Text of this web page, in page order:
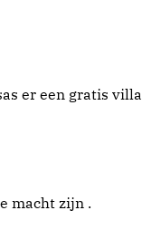
er een gratis villa
macht zijn .